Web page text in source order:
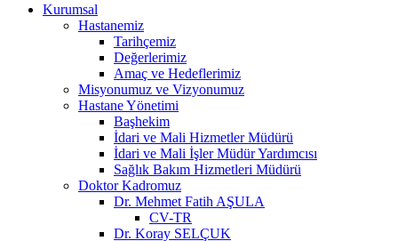
Kurumsal
Hastanemiz
Tarihçemiz
Değerlerimiz
Amaç ve Hedeflerimiz
Misyonumuz ve Vizyonumuz
Hastane Yönetimi
Başhekim
İdari ve Mali Hizmetler Müdürü
İdari ve Mali İşler Müdür Yardımcısı
Sağlık Bakım Hizmetleri Müdürü
Doktor Kadromuz
Dr. Mehmet Fatih AŞULA
CV-TR
Dr. Koray SELÇUK